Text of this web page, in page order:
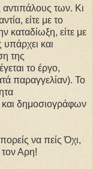
των. Κι
είτε με το
καταδίωξη, είτε με
και
της
το έργο,
παραγγελίαν). Το
και δημοσιογράφων
να πείς Όχι,
Αρη!